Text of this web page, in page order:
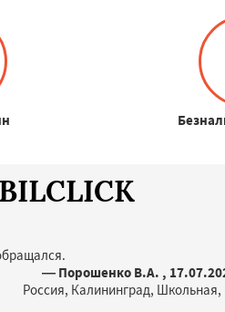
— Порошенко В.А. ,
Россия, Калининград, Школьная,